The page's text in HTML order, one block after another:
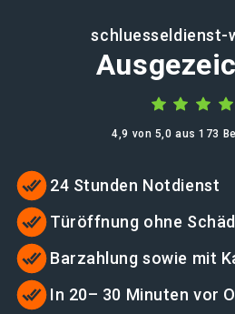
schluesseldienst-
4,9 von 5,0 aus 173
24 Stunden Notdienst
Türöffnung ohne
Barzahlung sowie mit
In 20– 30 Minuten vor